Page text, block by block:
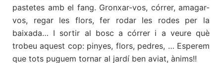
pastetes amb el fang. Gronxar-vos, córrer, amagar-
vos, regar les flors, fer rodar les rodes per la
baixada… I sortir al bosc a córrer i a veure què
trobeu aquest cop: pinyes, flors, pedres, … Esperem
que tots puguem tornar al jardí ben aviat, ànims!!